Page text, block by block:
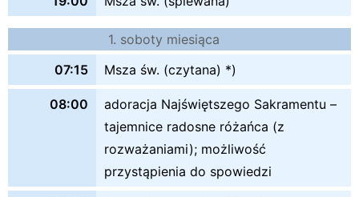
1. soboty miesiąca
07:15
Msza św. (czytana) *)
08:00
adoracja Najświętszego Sakramentu –
tajemnice radosne różańca (z
rozważaniami); możliwość
przystąpienia do spowiedzi